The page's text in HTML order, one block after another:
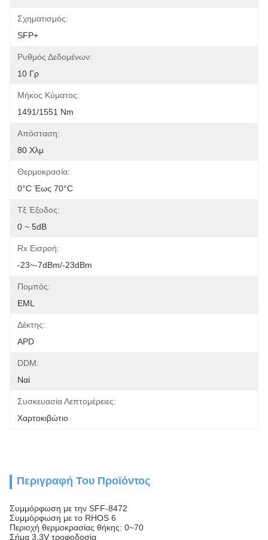
Σχηματισμός:
SFP+
Ρυθμός Δεδομένων:
10 Γρ
Μήκος Κύματος:
1491/1551 Nm
Απόσταση:
80 Χλμ
Θερμοκρασία:
0°C Έως 70°C
Τξ Έξοδος:
0 ~ 5dB
Rx Εισροή:
-23~-7dBm/-23dBm
Πομπός:
EML
Δέκτης:
APD
DDM:
Ναί
Συσκευασία Λεπτομέρειες:
Χαρτοκιβώτιο
Περιγραφή Του Προϊόντος
Συμμόρφωση με την SFF-8472
Συμμόρφωση με το RHOS 6
Περιοχή θερμοκρασίας θήκης: 0~70
Σήμα 3.3V τροφοδοσία